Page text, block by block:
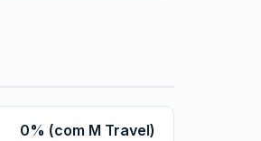
0% (com M Travel)